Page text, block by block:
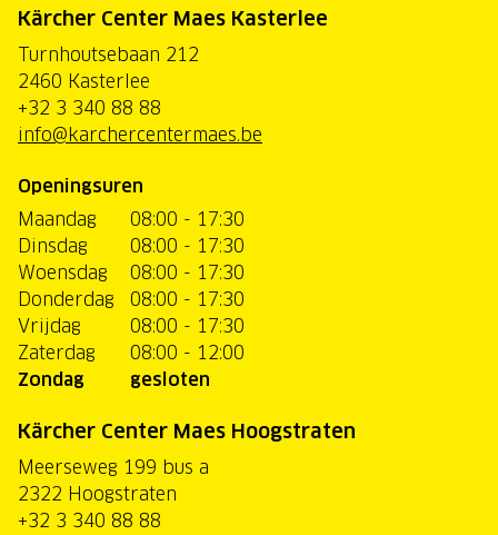
Kärcher Center Maes Kasterlee
Turnhoutsebaan 212
2460 Kasterlee
+32 3 340 88 88
info@karchercentermaes.be
Openingsuren
Maandag
08:00 - 17:30
Dinsdag
08:00 - 17:30
Woensdag
08:00 - 17:30
Donderdag
08:00 - 17:30
Vrijdag
08:00 - 17:30
Zaterdag
08:00 - 12:00
Zondag
gesloten
Kärcher Center Maes Hoogstraten
Meerseweg 199 bus a
2322 Hoogstraten
+32 3 340 88 88